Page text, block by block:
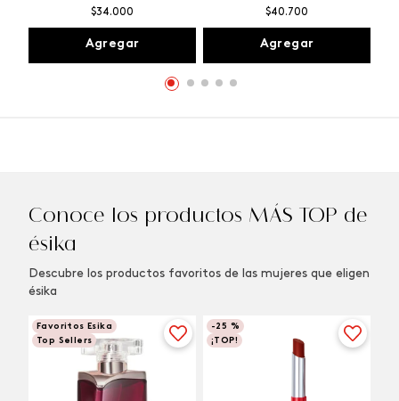
$34.000
Agregar
$40.700
Agregar
Conoce los productos MÁS TOP de
ésika
Descubre los productos favoritos de las mujeres que eligen
ésika
Favoritos Esika
Top Sellers
-25 %
¡TOP!